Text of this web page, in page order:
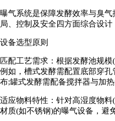
曝气系统是保障发酵效率与臭
局、控制及安全四方面综合设计
设备选型原则
匹配工艺需求：根据发酵池规模
例如，槽式发酵需配置底部穿
布;罐式发酵需配备搅拌器与加
适应物料特性：针对高湿度物
材质(如不锈钢)的曝气设备，避